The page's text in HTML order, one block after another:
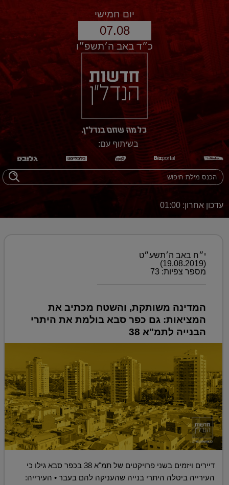
יום חמישי
07.08
כ״ד באב ה׳תשפ״ו
בשיתוף עם:
עדכון אחרון: 01:00
י״ח באב ה׳תשע״ט
(19.08.2019)
מספר צפיות: 73
המדינה משותקת, והשטח מכתיב את
המציאות: גם כפר סבא בולמת את היתרי
הבנייה לתמ"א 38
דיירים ויזמים בשני פרויקטים של תמ"א 38 בכפר סבא גילו כי
העירייה ביטלה היתרי בנייה שהעניקה להם בעבר • העירייה: